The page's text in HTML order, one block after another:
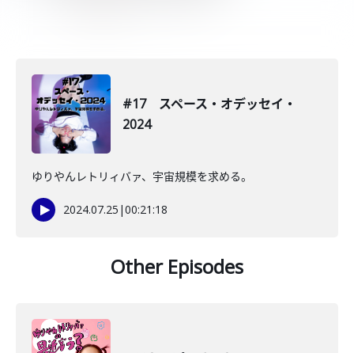
#17 スペース・オデッセイ・
2024
ゆりやんレトリィバァ、宇宙規模を求める。
2024.07.25 |00:21:18
Other Episodes